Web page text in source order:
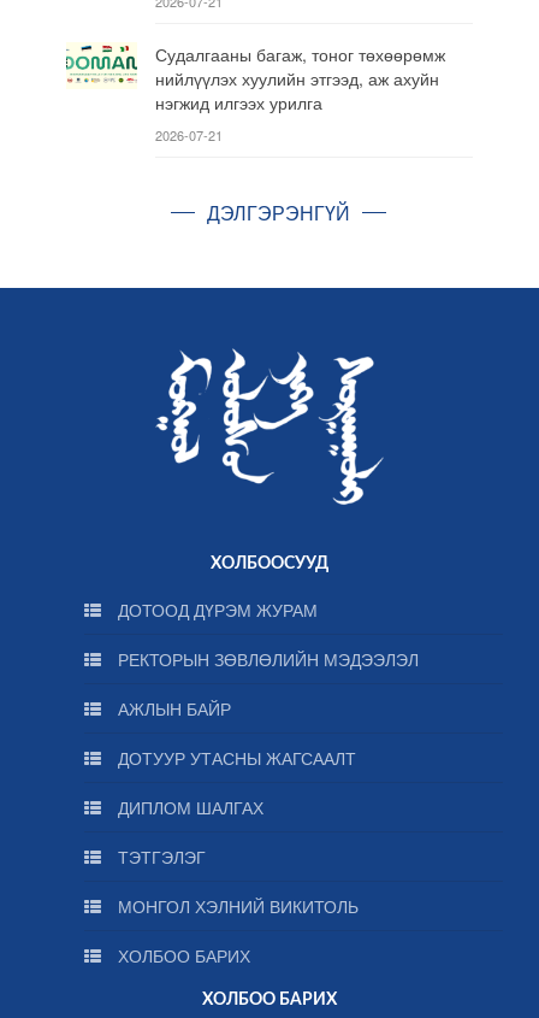
Судалгааны багаж, тоног төхөөрөмж
нийлүүлэх хуулийн этгээд, аж ахуйн
нэгжид илгээх урилга
2026-07-21
ДЭЛГЭРЭНГҮЙ
ХОЛБООСУУД
ДОТООД ДҮРЭМ ЖУРАМ
РЕКТОРЫН ЗӨВЛӨЛИЙН МЭДЭЭЛЭЛ
АЖЛЫН БАЙР
ДОТУУР УТАСНЫ ЖАГСААЛТ
ДИПЛОМ ШАЛГАХ
ТЭТГЭЛЭГ
МОНГОЛ ХЭЛНИЙ ВИКИТОЛЬ
ХОЛБОО БАРИХ
ХОЛБОО БАРИХ